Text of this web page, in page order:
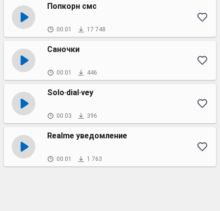
Попкорн смс
00:01 17 748
Саночки
00:01 446
Solo·dial·vey
00:03 396
Realme уведомление
00:01 1 763